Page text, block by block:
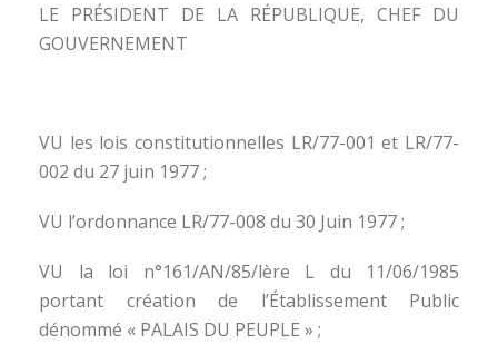
LE PRÉSIDENT DE LA RÉPUBLIQUE, CHEF DU
GOUVERNEMENT
VU les lois constitutionnelles LR/77-001 et LR/77-
002 du 27 juin 1977 ;
VU l’ordonnance LR/77-008 du 30 Juin 1977 ;
VU la loi n°161/AN/85/lère L du 11/06/1985
portant création de l’Établissement Public
dénommé « PALAIS DU PEUPLE » ;